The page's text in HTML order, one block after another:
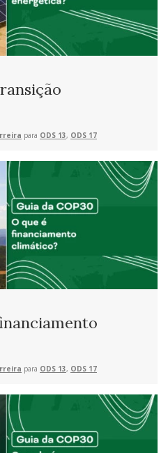
para ODS 13, ODS 17
para ODS 13, ODS 17